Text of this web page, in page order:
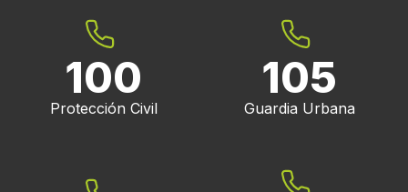
100
Protección Civil
105
Guardia Urbana